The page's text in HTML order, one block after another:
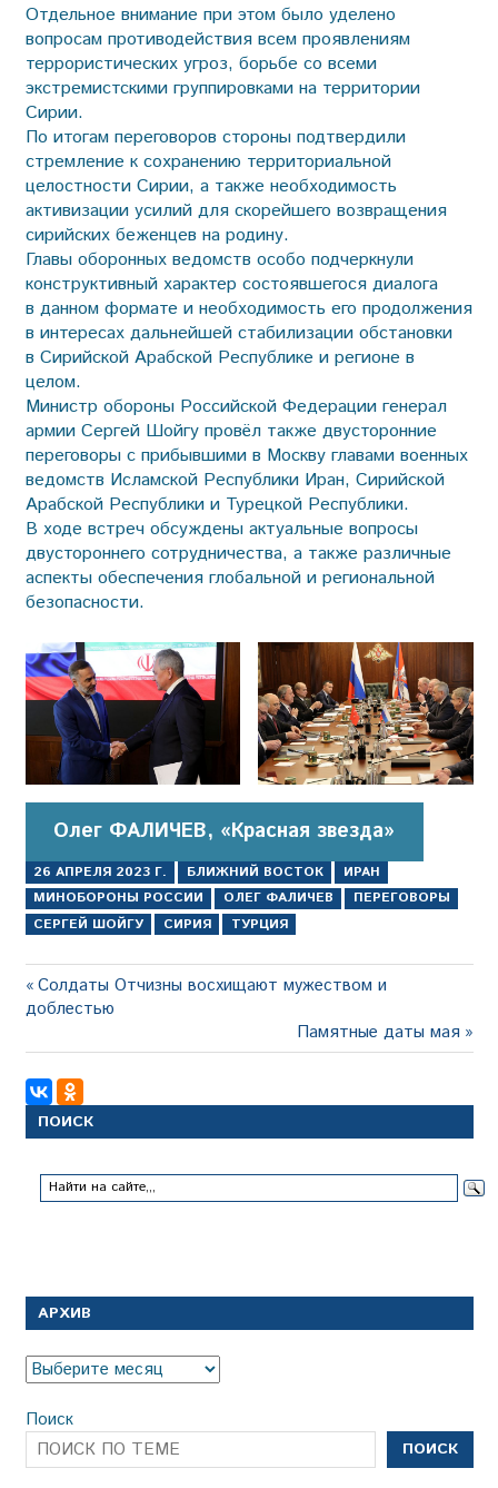
Отдельное внимание при этом было уделено
вопросам противодействия всем проявлениям
террористических угроз, борьбе со всеми
экстремистскими группировками на территории
Сирии.
По итогам переговоров стороны подтвердили
стремление к сохранению территориальной
целостности Сирии, а также необходимость
активизации усилий для скорейшего возвращения
сирийских беженцев на родину.
Главы оборонных ведомств особо подчеркнули
конструктивный характер состоявшегося диалога
в данном формате и необходимость его продолжения
в интересах дальнейшей стабилизации обстановки
в Сирийской Арабской Республике и регионе в
целом.
Министр обороны Российской Федерации генерал
армии Сергей Шойгу провёл также двусторонние
переговоры с прибывшими в Москву главами военных
ведомств Исламской Республики Иран, Сирийской
Арабской Республики и Турецкой Республики.
В ходе встреч обсуждены актуальные вопросы
двустороннего сотрудничества, а также различные
аспекты обеспечения глобальной и региональной
безопасности.
Олег ФАЛИЧЕВ, «Красная звезда»
26 АПРЕЛЯ 2023 Г. БЛИЖНИЙ ВОСТОК
ИРАН
МИНОБОРОНЫ РОССИИ
ОЛЕГ ФАЛИЧЕВ
ПЕРЕГОВОРЫ
СЕРГЕЙ ШОЙГУ
СИРИЯ ТУРЦИЯ
Навигация
по
записям
Предыдущая
запись:
Солдаты Отчизны восхищают мужеством и
доблестью
Следующая
запись:
Памятные даты мая
ПОИСК
АРХИВ
Архив
Поиск
ПОИСК